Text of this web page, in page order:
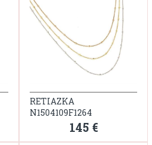
RETIAZKA
N1504109F1264
145 €